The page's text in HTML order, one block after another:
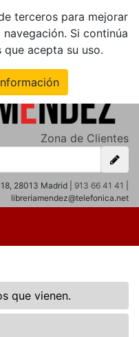
terceros para mejorar
Si continúa
acepta su uso.
Zona de Clientes
28013 Madrid | 913 66 41 41
libreriamendez@telefonica.net
que vienen.